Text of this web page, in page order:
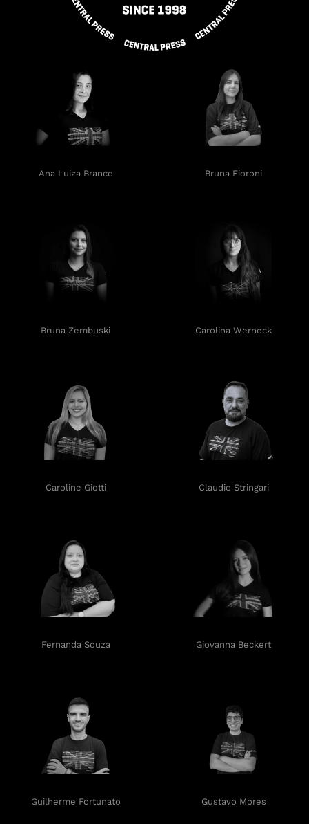
Ana Luiza Branco Bruna Fioroni
Bruna Zembuski Carolina Werneck
Caroline Giotti Claudio Stringari
Fernanda Souza Giovanna Beckert
Guilherme Fortunato Gustavo Mores